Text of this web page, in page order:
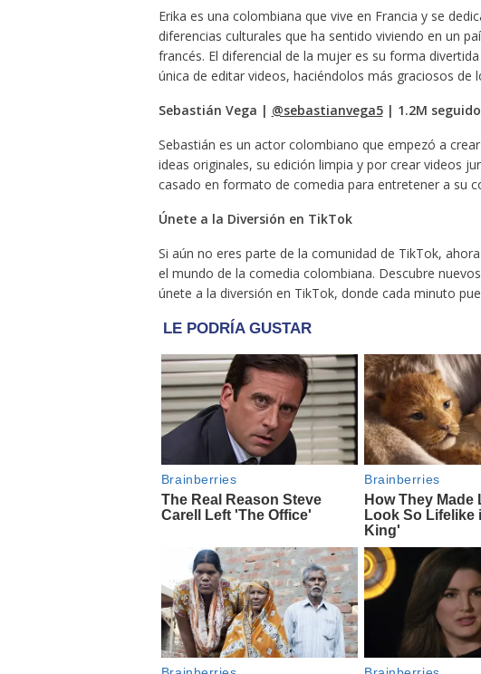
Erika es una colombiana que vive en Francia y se
diferencias culturales que ha sentido viviendo en un
francés. El diferencial de la mujer es su forma
única de editar videos, haciéndolos más graciosos de
Sebastián Vega | @sebastianvega5| 1.2M
Sebastián es un actor colombiano que empezó a
ideas originales, su edición limpia y por crear videos
casado en formato de comedia para entretener a su
Únete a la Diversión en TikTok
Si aún no eres parte de la comunidad de TikTok,
el mundo de la comedia colombiana. Descubre
únete a la diversión en TikTok, donde cada minuto